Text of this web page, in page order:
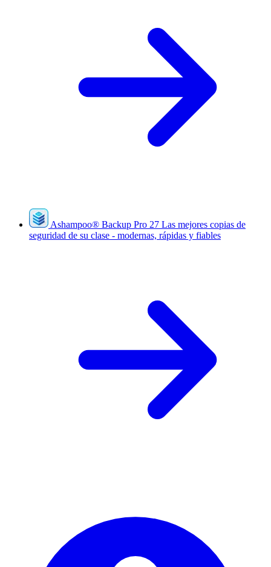
Ashampoo® Backup Pro 27 Las mejores copias de
seguridad de su clase - modernas, rápidas y fiables